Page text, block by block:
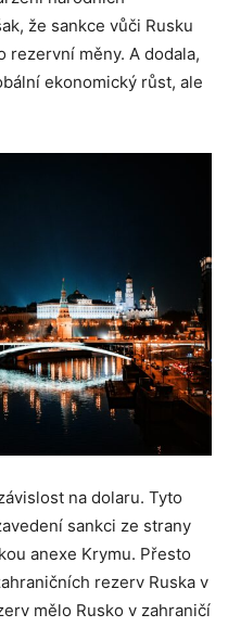
že sankce vůči Rusku
rezervní měny. A dodala,
ekonomický růst, ale
na dolaru. Tyto
sankci ze strany
anexe Krymu. Přesto
rezerv Ruska v
mělo Rusko v zahraničí